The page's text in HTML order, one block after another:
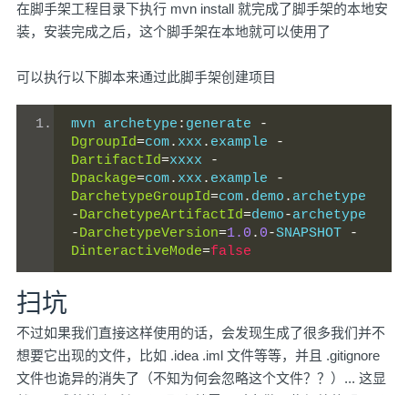
在脚手架工程目录下执行 mvn install 就完成了脚手架的本地安
装，安装完成之后，这个脚手架在本地就可以使用了
可以执行以下脚本来通过此脚手架创建项目
mvn archetype : generate
-
DgroupId=com. xxx . example
-
DartifactId=xxxx
-
Dpackage=com. xxx . example
-
DarchetypeGroupId=com. demo .
-DarchetypeArtifactId=demo-
-DarchetypeVersion=1.0 . 0-SNAPSHOT
-
DinteractiveMode=false
扫坑
不过如果我们直接这样使用的话，会发现生成了很多我们并不
想要它出现的文件，比如 .idea .iml 文件等等，并且 .gitignore
文件也诡异的消失了（不知为何会忽略这个文件？？）... 这显